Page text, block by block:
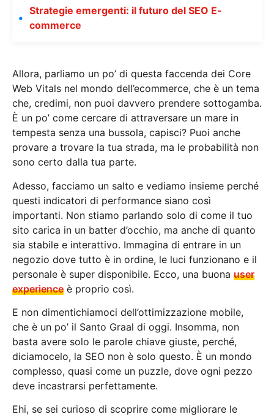
Strategie emergenti: il futuro del SEO E-
commerce
Allora, parliamo un po’ di questa faccenda dei Core
Web Vitals nel mondo dell’ecommerce, che è un tema
che, credimi, non puoi davvero prendere sottogamba.
È un po’ come cercare di attraversare un mare in
tempesta senza una bussola, capisci? Puoi anche
provare a trovare la tua strada, ma le probabilità non
sono certo dalla tua parte.
Adesso, facciamo un salto e vediamo insieme perché
questi indicatori di performance siano così
importanti. Non stiamo parlando solo di come il tuo
sito carica in un batter d’occhio, ma anche di quanto
sia stabile e interattivo. Immagina di entrare in un
negozio dove tutto è in ordine, le luci funzionano e il
personale è super disponibile. Ecco, una buona user
experience è proprio così.
E non dimentichiamoci dell’ottimizzazione mobile,
che è un po’ il Santo Graal di oggi. Insomma, non
basta avere solo le parole chiave giuste, perché,
diciamocelo, la SEO non è solo questo. È un mondo
complesso, quasi come un puzzle, dove ogni pezzo
deve incastrarsi perfettamente.
Ehi, se sei curioso di scoprire come migliorare le